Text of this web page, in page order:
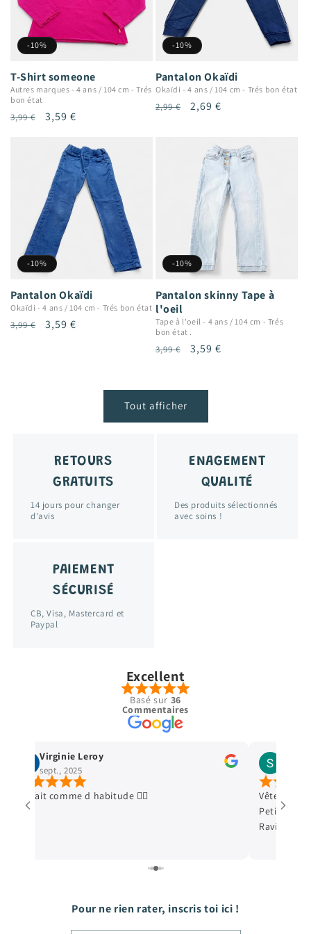
-10%
T-Shirt someone
Autres marques -4 ans / 104 cm -Trés
bon état
Prix
3,99 €
Prix
3,59 €
-10%
Pantalon Okaïdi
Okaïdi -4 ans / 104 cm - Trés bon état
Prix
2,99 €
Prix
2,69 €
-10%
Pantalon Okaïdi
Okaïdi -4 ans / 104 cm - Trés bon état
Prix
3,99 €
Prix
3,59 €
-10%
Pantalon skinny Tape à
l'oeil
Tape à l'oeil - 4 ans / 104 cm - Trés
bon état .
Prix
3,99 €
Prix
3,59 €
Tout afficher
RETOURS
GRATUITS
14 jours pour changer
d'avis
ENAGEMENT
QUALITÉ
Des produits sélectionnés
avec soins !
PAIEMENT
SÉCURISÉ
CB, Visa, Mastercard et
Paypal
Excellent
Basé sur 36
Commentaires
Virginie Leroy
sept., 2025
Parfait comme d habitude 👍🏿
Vêtements
Petit
Ravie de
Pour ne rien rater, inscris toi ici !